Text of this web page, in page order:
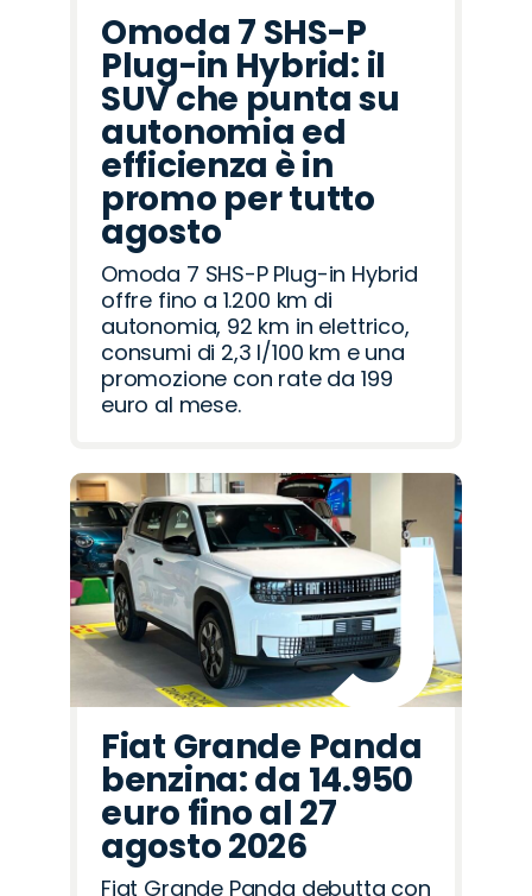
Omoda 7 SHS-P
Plug-in Hybrid: il
SUV che punta su
autonomia ed
efficienza è in
promo per tutto
agosto
Omoda 7 SHS-P Plug-in Hybrid
offre fino a 1.200 km di
autonomia, 92 km in elettrico,
consumi di 2,3 l/100 km e una
promozione con rate da 199
euro al mese.
Fiat Grande Panda
benzina: da 14.950
euro fino al 27
agosto 2026
Fiat Grande Panda debutta con